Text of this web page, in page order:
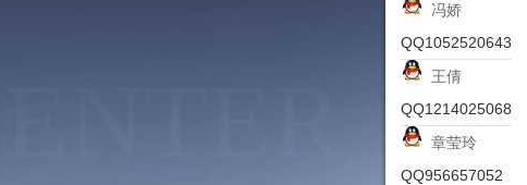
冯娇
QQ1052520643
王倩
QQ1214025068
章莹玲
QQ956657052